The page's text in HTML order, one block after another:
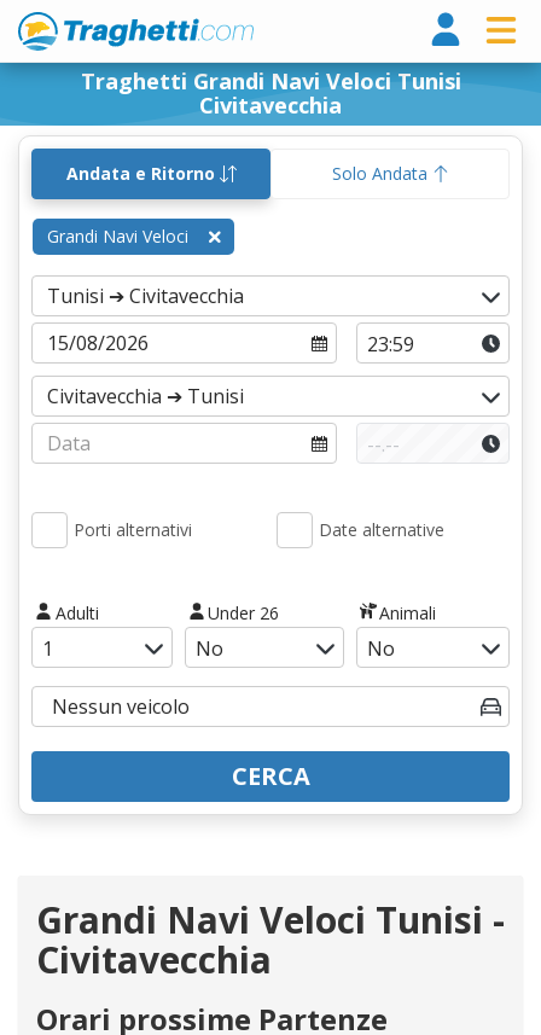
Traghetti Grandi Navi Veloci Tunisi
Civitavecchia
Andata e Ritorno Solo Andata
Grandi Navi Veloci
Porti alternativi Date alternative
Adulti Under 26 Animali
CERCA
Grandi Navi Veloci Tunisi -
Civitavecchia
Orari prossime Partenze